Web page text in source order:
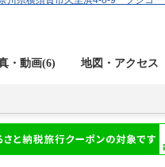
・動画(6) 地図・アクセス